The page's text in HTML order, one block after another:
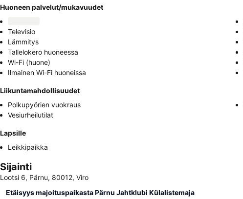
Huoneen palvelut/mukavuudet
Televisio
Lämmitys
Tallelokero huoneessa
Wi-Fi (huone)
Ilmainen Wi-Fi huoneissa
Liikuntamahdollisuudet
Polkupyörien vuokraus
Vesiurheilutilat
Lapsille
Leikkipaikka
Sijainti
Lootsi 6, Pärnu, 80012, Viro
Etäisyys majoituspaikasta Pärnu Jahtklubi Külalistemaja